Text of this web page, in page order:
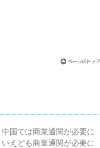
国では商業通関が必要に
えども商業通関が必要に